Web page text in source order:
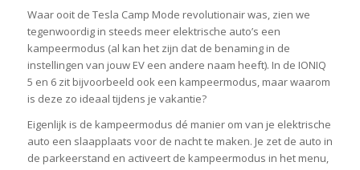
Waar ooit de Tesla Camp Mode revolutionair was, zien we
tegenwoordig in steeds meer elektrische auto’s een
kampeermodus (al kan het zijn dat de benaming in de
instellingen van jouw EV een andere naam heeft). In de IONIQ
5 en 6 zit bijvoorbeeld ook een kampeermodus, maar waarom
is deze zo ideaal tijdens je vakantie?
Eigenlijk is de kampeermodus dé manier om van je elektrische
auto een slaapplaats voor de nacht te maken. Je zet de auto in
de parkeerstand en activeert de kampeermodus in het menu,